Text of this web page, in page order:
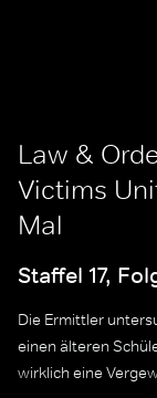
Law &
Victims
Mal
Staffel 17,
Die Ermittler
einen älteren
wirklich eine